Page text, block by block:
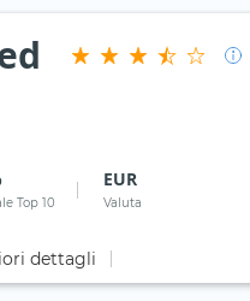
Top 10
EUR
Valuta
dettagli